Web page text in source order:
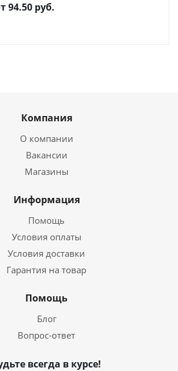
94.50 руб.
Компания
О компании
Вакансии
Магазины
Информация
Помощь
Условия оплаты
Условия доставки
Гарантия на товар
Помощь
Блог
Вопрос-ответ
всегда в курсе!